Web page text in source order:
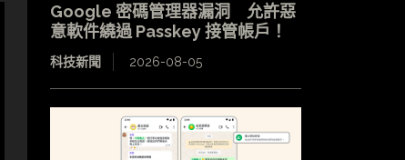
Google 密碼管理器漏洞 允許惡
意軟件繞過 Passkey 接管帳戶！
科技新聞 2026-08-05